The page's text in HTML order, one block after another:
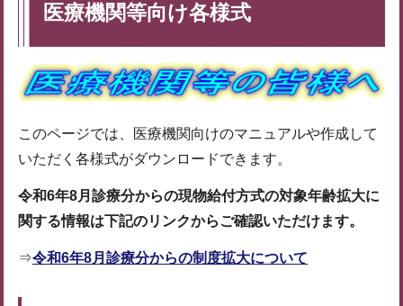
医療機関等向け各様式
このページでは、医療機関向けのマニュアルや作成して
いただく各様式がダウンロードできます。
令和6年8月診療分からの現物給付方式の対象年齢拡大に
関する情報は下記のリンクからご確認いただけます。
⇒令和6年8月診療分からの制度拡大について